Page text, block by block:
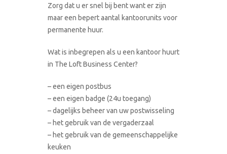
Zorg dat u er snel bij bent want er zijn
maar een bepert aantal kantoorunits voor
permanente huur.
Wat is inbegrepen als u een kantoor huurt
in The Loft Business Center?
– een eigen postbus
– een eigen badge (24u toegang)
– dagelijks beheer van uw postwisseling
– het gebruik van de vergaderzaal
– het gebruik van de gemeenschappelijke
keuken